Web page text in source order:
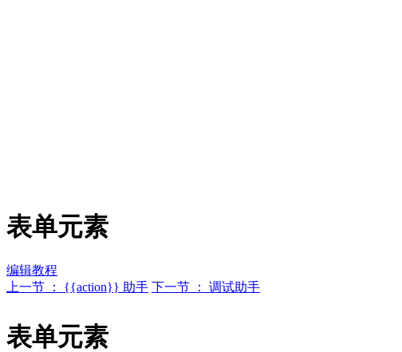
表单元素
编辑教程
上一节 ： {{action}} 助手 下一节 ： 调试助手
表单元素